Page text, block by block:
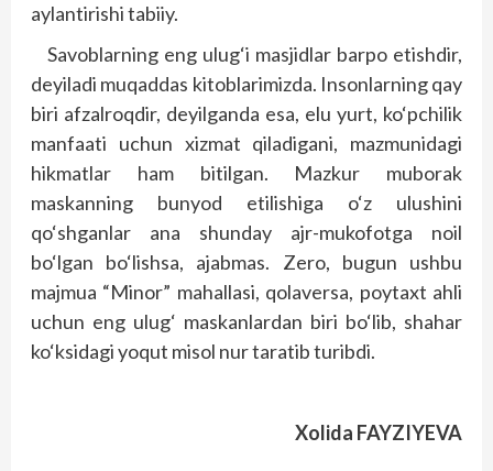
aylantirishi tabiiy.
Savoblarning eng ulug‘i masjidlar barpo etishdir,
deyiladi muqaddas kitoblarimizda. Insonlarning qay
biri afzalroqdir, deyilganda esa, elu yurt, ko‘pchilik
manfaati uchun xizmat qiladigani, mazmunidagi
hikmatlar ham bitilgan. Mazkur muborak
maskanning bunyod etilishiga o‘z ulushini
qo‘shganlar ana shunday ajr-mukofotga noil
bo‘lgan bo‘lishsa, ajabmas. Zero, bugun ushbu
majmua “Minor” mahallasi, qolaversa, poytaxt ahli
uchun eng ulug‘ maskanlardan biri bo‘lib, shahar
ko‘ksidagi yoqut misol nur taratib turibdi.
Xolida FAYZIYEVA